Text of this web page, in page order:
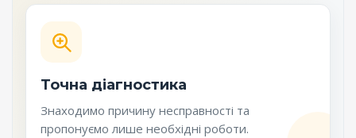
Точна діагностика
Знаходимо причину несправності та
пропонуємо лише необхідні роботи.